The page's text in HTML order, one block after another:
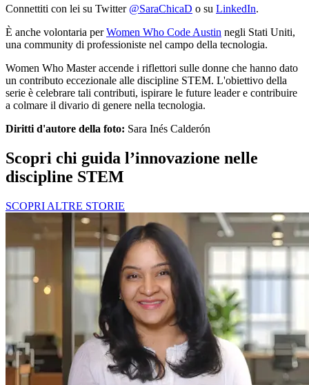
Connettiti con lei su Twitter @SaraChicaD o su LinkedIn.
È anche volontaria perWomen Who Code Austin negli Stati Uniti,
una community di professioniste nel campo della tecnologia.
Women Who Master accende i riflettori sulle donne che hanno dato
un contributo eccezionale alle discipline STEM. L'obiettivo della
serie è celebrare tali contributi, ispirare le future leader e contribuire
a colmare il divario di genere nella tecnologia.
Diritti d'autore della foto: Sara Inés Calderón
Scopri chi guida l’innovazione nelle
discipline STEM
SCOPRI ALTRE STORIE